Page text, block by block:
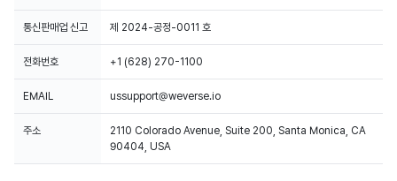
통신판매업 신고 제 2024-공정-0011 호
전화번호 +1 (628) 270-1100
EMAIL ussupport@weverse.io
주소
2110 Colorado Avenue, Suite 200, Santa Monica, CA
90404, USA